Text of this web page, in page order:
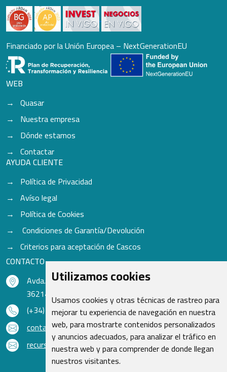
Utilizamos cookies
Usamos cookies y otras técnicas de rastreo para
mejorar tu experiencia de navegación en nuestra
web, para mostrarte contenidos personalizados
y anuncios adecuados, para analizar el tráfico en
nuestra web y para comprender de donde llegan
nuestros visitantes.
Financiado por la Unión Europea – NextGenerationEU
WEB
Quasar
Nuestra empresa
Dónde estamos
Contactar
AYUDA CLIENTE
Política de Privacidad
Avíso legal
Política de Cookies
Condiciones de Garantía/Devolución
Criterios para aceptación de Cascos
CONTACTO
Avda. do Freixo - Sardoma, 13
36214 Vigo - Pontevedra - España
(+34) 986 48 16 33
contacto@qsr.es
recursoshumanos@qsr.es